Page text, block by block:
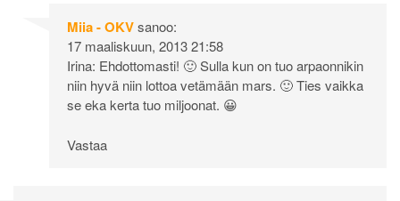
Miia - OKVsanoo:
17 maaliskuun, 2013 21:58
Irina: Ehdottomasti! 🙂 Sulla kun on tuo arpaonnikin
niin hyvä niin lottoa vetämään mars. 🙂 Ties vaikka
se eka kerta tuo miljoonat. 😀
Vastaa